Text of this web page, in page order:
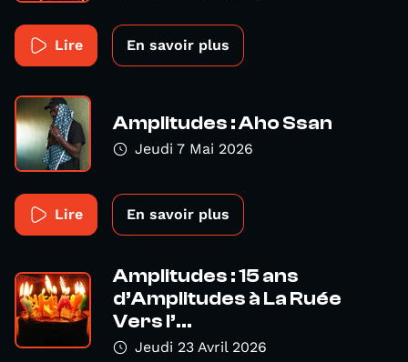
Lire En savoir plus
Amplitudes : Aho Ssan
Jeudi 7 Mai 2026
Lire En savoir plus
Amplitudes : 15 ans
d’Amplitudes à La Ruée
Vers l’...
Jeudi 23 Avril 2026